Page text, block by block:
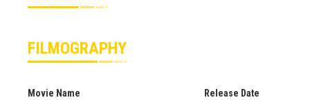
FILMOGRAPHY
Movie Name Release Date